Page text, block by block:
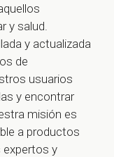
y salud.
y actualizada
de
usuarios
y encontrar
misión es
a productos
expertos y